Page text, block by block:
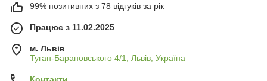
99% позитивних з 78 відгуків за рік
Працює з 11.02.2025
м. Львів
Туган-Барановського 4/1, Львів, Україна